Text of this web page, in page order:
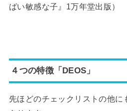
ばい敏感な子』1万年堂出版）
４つの特徴「DEOS」
先ほどのチェックリストの他に